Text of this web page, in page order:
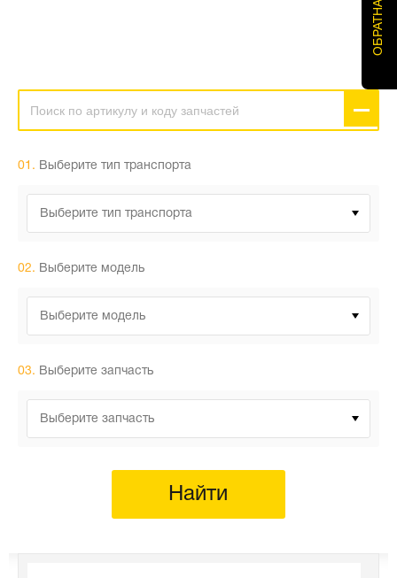
01. Выберите тип транспорта
Выберите тип транспорта
02. Выберите модель
Выберите модель
03. Выберите запчасть
Выберите запчасть
Найти